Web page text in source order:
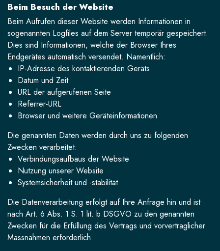
Beim Besuch der Website
Beim Aufrufen dieser Website werden Informationen in
sogenannten Logfiles auf dem Server temporär gespeichert.
Dies sind Informationen, welche der Browser Ihres
Endgerätes automatisch versendet. Namentlich:
IP-Adresse des kontaktierenden Geräts
Datum und Zeit
URL der aufgerufenen Seite
Referrer-URL
Browser und weitere Geräteinformationen
Die genannten Daten werden durch uns zu folgenden
Zwecken verarbeitet:
Verbindungsaufbaus der Website
Nutzung unserer Website
Systemsicherheit und -stabilität
Die Datenverarbeitung erfolgt auf Ihre Anfrage hin und ist
nach Art. 6 Abs. 1 S. 1 lit. b DSGVO zu den genannten
Zwecken für die Erfüllung des Vertrags und vorvertraglicher
Massnahmen erforderlich.